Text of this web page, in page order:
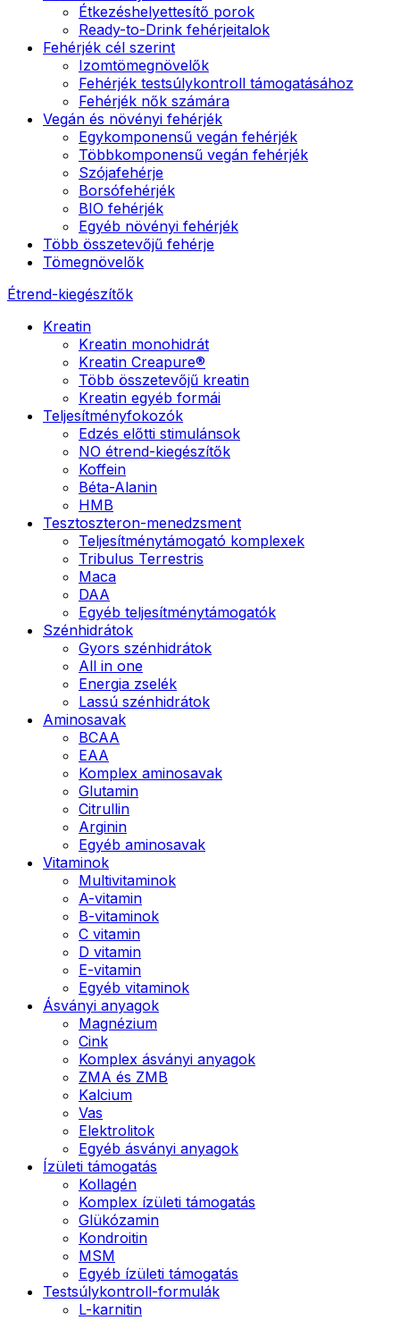
Étkezéshelyettesítő porok
Ready-to-Drink fehérjeitalok
Fehérjék cél szerint
Izomtömegnövelők
Fehérjék testsúlykontroll támogatásához
Fehérjék nők számára
Vegán és növényi fehérjék
Egykomponensű vegán fehérjék
Többkomponensű vegán fehérjék
Szójafehérje
Borsófehérjék
BIO fehérjék
Egyéb növényi fehérjék
Több összetevőjű fehérje
Tömegnövelők
Étrend-kiegészítők
Kreatin
Kreatin monohidrát
Kreatin Creapure®
Több összetevőjű kreatin
Kreatin egyéb formái
Teljesítményfokozók
Edzés előtti stimulánsok
NO étrend-kiegészítők
Koffein
Béta-Alanin
HMB
Tesztoszteron-menedzsment
Teljesítménytámogató komplexek
Tribulus Terrestris
Maca
DAA
Egyéb teljesítménytámogatók
Szénhidrátok
Gyors szénhidrátok
All in one
Energia zselék
Lassú szénhidrátok
Aminosavak
BCAA
EAA
Komplex aminosavak
Glutamin
Citrullin
Arginin
Egyéb aminosavak
Vitaminok
Multivitaminok
A-vitamin
B-vitaminok
C vitamin
D vitamin
E-vitamin
Egyéb vitaminok
Ásványi anyagok
Magnézium
Cink
Komplex ásványi anyagok
ZMA és ZMB
Kalcium
Vas
Elektrolitok
Egyéb ásványi anyagok
Ízületi támogatás
Kollagén
Komplex ízületi támogatás
Glükózamin
Kondroitin
MSM
Egyéb ízületi támogatás
Testsúlykontroll-formulák
L-karnitin